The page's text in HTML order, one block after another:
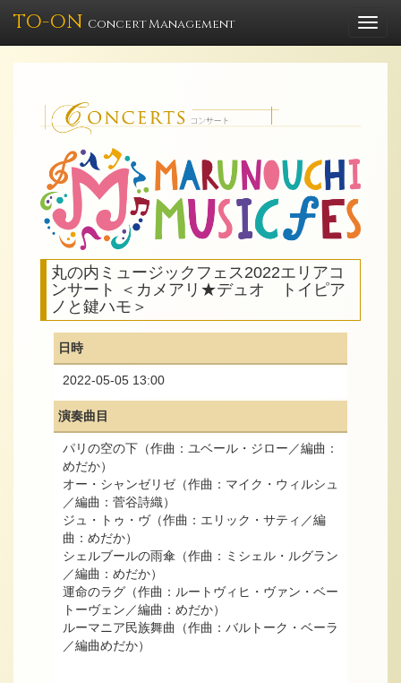
TO-ON Concert Management
丸の内ミュージックフェス2022エリアコ
ンサート ＜カメアリ★デュオ トイピア
ノと鍵ハモ＞
日時
2022-05-05 13:00
演奏曲目
パリの空の下（作曲：ユベール・ジロー／編曲：
めだか）
オー・シャンゼリゼ（作曲：マイク・ウィルシュ
／編曲：菅谷詩織）
ジュ・トゥ・ヴ（作曲：エリック・サティ／編
曲：めだか）
シェルブールの雨傘（作曲：ミシェル・ルグラン
／編曲：めだか）
運命のラグ（作曲：ルートヴィヒ・ヴァン・ベー
トーヴェン／編曲：めだか）
ルーマニア民族舞曲（作曲：バルトーク・ベーラ
／編曲めだか）